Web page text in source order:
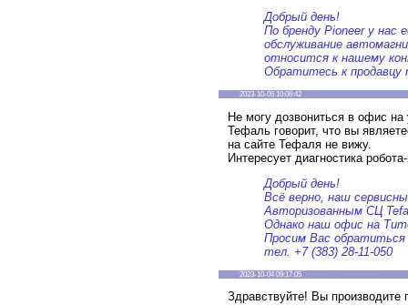
Добрый день!
По бренду Pioneer у нас
обслуживание
относится к нашему
Обратитесь к продавцу
2023-10-06 10:06:42
Не могу дозвониться в офис на
Тефаль говорит, что вы
на сайте Тефаля не вижу.
Интересует диагностика
Добрый день!
Всё верно, наш
Авторизованным СЦ
Однако наш офис на
Просим Вас обратиться
тел. +7 (383) 28-11-050
2023-10-04 09:17:05
Здравствуйте! Вы производите